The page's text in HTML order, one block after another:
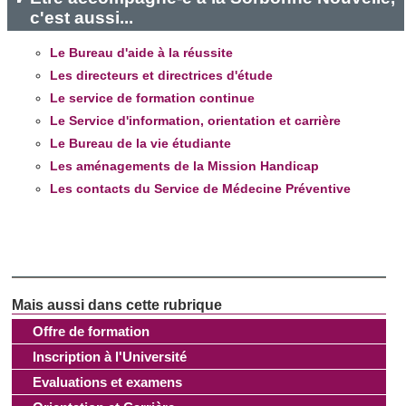
et les annonces, d'offrir des fonctionnalités relatives aux
partageons également des informations sur l'utilisation de
notre site avec nos partenaires de médias sociaux, de
publicité et d'analyse, qui peuvent combiner celles-ci avec
d'autres informations que vous leur avez fournies ou qu'ils
ont collectées lors de votre utilisation de leurs services.
Offre de formation
Inscription à l'Université
Evaluations et examens
c'est aussi...
Le Bureau d'aide à la réussite
Les directeurs et directrices d'étude
Le service de formation continue
Le Service d'information, orientation et carrière
Le Bureau de la vie étudiante
Les aménagements de la Mission Handicap
Les contacts du Service de Médecine Préventive